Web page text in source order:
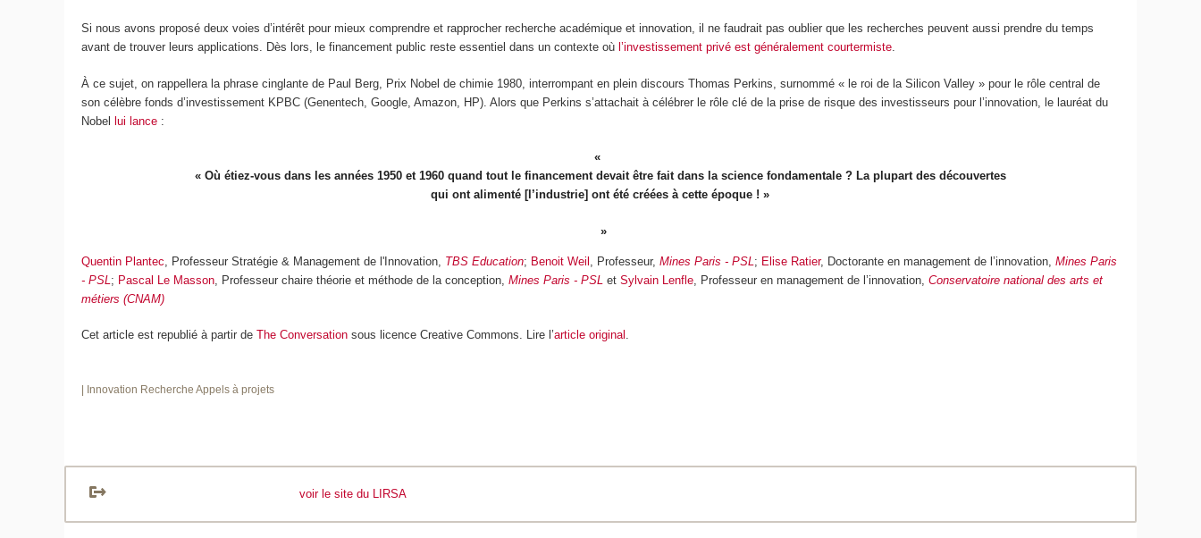
Si nous avons proposé deux voies d’intérêt pour mieux comprendre et rapprocher recherche académique et innovation, il ne faudrait pas oublier que les recherches peuvent aussi prendre du temps
avant de trouver leurs applications. Dès lors, le financement public reste essentiel dans un contexte où l’investissement privé est généralement courtermiste.
À ce sujet, on rappellera la phrase cinglante de Paul Berg, Prix Nobel de chimie 1980, interrompant en plein discours Thomas Perkins, surnommé « le roi de la Silicon Valley » pour le rôle central de
son célèbre fonds d’investissement KPBC (Genentech, Google, Amazon, HP). Alors que Perkins s’attachait à célébrer le rôle clé de la prise de risque des investisseurs pour l’innovation, le lauréat du
Nobellui lance :
« Où étiez-vous dans les années 1950 et 1960 quand tout le financement devait être fait dans la science fondamentale ? La plupart des découvertes
qui ont alimenté [l’industrie] ont été créées à cette époque ! »
Quentin Plantec , Professeur Stratégie & Management de l'Innovation, TBS Education; Benoit Weil , Professeur,Mines Paris - PSL ; Elise Ratier, Doctorante en management de l’innovation,Mines Paris
- PSL ; Pascal Le Masson , Professeur chaire théorie et méthode de la conception,Mines Paris - PSL etSylvain Lenfle , Professeur en management de l’innovation,Conservatoire national des arts et
métiers (CNAM)
Cet article est republié à partir deThe Conversation sous licence Creative Commons. Lire l’article original .
| Innovation Recherche Appels à projets
voir le site du LIRSA